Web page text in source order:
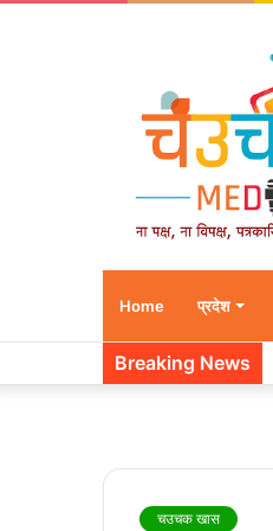
Home प्रदेश
Breaking News
चउचक खास